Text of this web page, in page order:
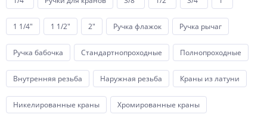
1 1/4" 1 1/2" 2" Ручка флажок Ручка рычаг
Ручка бабочка Стандартнопроходные Полнопроходные
Внутренняя резьба Наружная резьба Краны из латуни
Никелированные краны Хромированные краны